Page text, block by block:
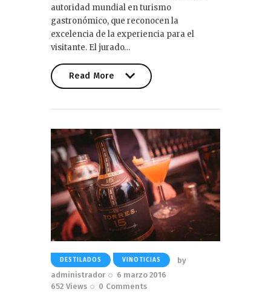
autoridad mundial en turismo
gastronómico, que reconocen la
excelencia de la experiencia para el
visitante. El jurado…
Read More
DESTILADOS VINOTICIAS
by
administrador
6 marzo 2016
652 Views 0 Comments